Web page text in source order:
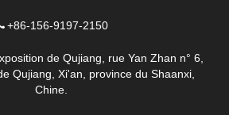
+86-156-9197-2150
de Qujiang, rue Yan Zhan n° 6,
Qujiang, Xi'an, province du Shaanxi,
Chine.